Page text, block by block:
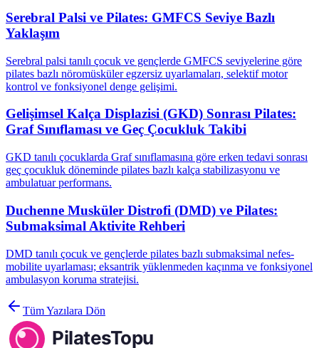
Serebral Palsi ve Pilates: GMFCS Seviye Bazlı
Yaklaşım
Serebral palsi tanılı çocuk ve gençlerde GMFCS seviyelerine göre
pilates bazlı nöromüsküler egzersiz uyarlamaları, selektif motor
kontrol ve fonksiyonel denge gelişimi.
Gelişimsel Kalça Displazisi (GKD) Sonrası Pilates:
Graf Sınıflaması ve Geç Çocukluk Takibi
GKD tanılı çocuklarda Graf sınıflamasına göre erken tedavi sonrası
geç çocukluk döneminde pilates bazlı kalça stabilizasyonu ve
ambulatuar performans.
Duchenne Musküler Distrofi (DMD) ve Pilates:
Submaksimal Aktivite Rehberi
DMD tanılı çocuk ve gençlerde pilates bazlı submaksimal nefes-
mobilite uyarlaması; eksantrik yüklenmeden kaçınma ve fonksiyonel
ambulasyon koruma stratejisi.
Tüm Yazılara Dön